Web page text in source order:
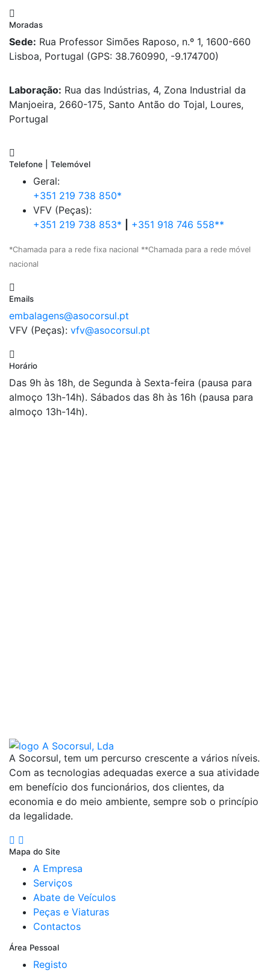
Moradas
Sede: Rua Professor Simões Raposo, n.º 1, 1600-660
Lisboa, Portugal (GPS: 38.760990, -9.174700)
Laboração: Rua das Indústrias, 4, Zona Industrial da
Manjoeira, 2660-175, Santo Antão do Tojal, Loures,
Portugal
Telefone | Telemóvel
Geral:
+351 219 738 850*
VFV (Peças):
+351 219 738 853*
+351 918 746 558**
*Chamada para a rede fixa nacional **Chamada para a rede móvel
nacional
Emails
embalagens@asocorsul.pt
VFV (Peças): vfv@asocorsul.pt
Horário
Das 9h às 18h, de Segunda à Sexta-feira (pausa para
almoço 13h-14h). Sábados das 8h às 16h (pausa para
almoço 13h-14h).
A Socorsul, tem um percurso crescente a vários níveis.
Com as tecnologias adequadas exerce a sua atividade
em benefício dos funcionários, dos clientes, da
economia e do meio ambiente, sempre sob o princípio
da legalidade.
Mapa do Site
A Empresa
Serviços
Abate de Veículos
Peças e Viaturas
Contactos
Área Pessoal
Registo